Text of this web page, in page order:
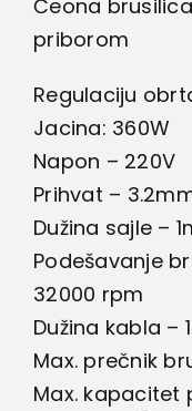
Čeona
priborom
Regulaciju
Jacina: 360W
Napon – 220V
Prihvat –
Dužina sajle –
Podešavanje
32000 rpm
Dužina kabla –
Max. prečnik
Max.